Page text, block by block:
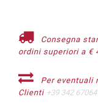
Consegna
ordini superiori a €
Per eventuali
Clienti +39 342